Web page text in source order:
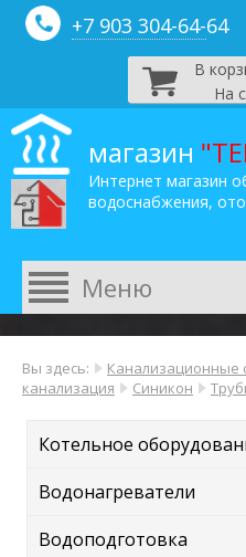
+7 903 304-64-64
В
На
магазин
Интернет магазин
водоснабжения,
Вы здесь: Канализационные
канализация
Синикон
Котельное
Водонагреватели
Водоподготовка